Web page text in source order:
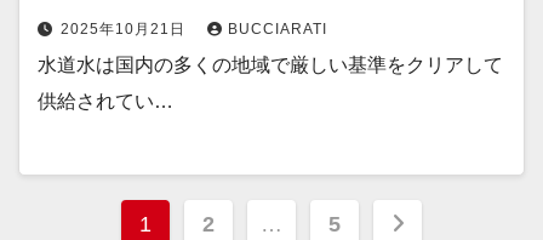
2025年10月21日 BUCCIARATI
水道水は国内の多くの地域で厳しい基準をクリアして
供給されてい…
投
1 2 … 5